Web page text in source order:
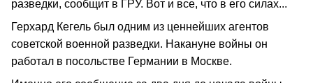
разведки, сообщит в ГРУ. Вот и все, что в его силах...
Герхард Кегель был одним из ценнейших агентов
советской военной разведки. Накануне войны он
работал в посольстве Германии в Москве.